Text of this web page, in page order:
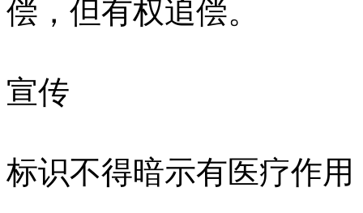
偿，但有权追偿。
宣传
标识不得暗示有医疗作用